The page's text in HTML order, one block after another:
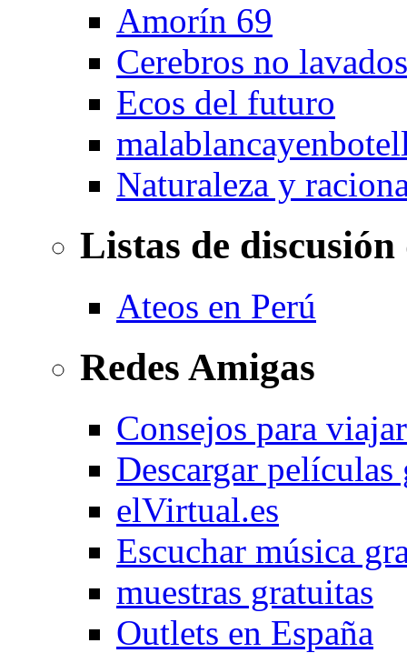
Amorín 69
Cerebros no lavados
Ecos del futuro
Naturaleza y
Listas de discusión
Ateos en Perú
Redes Amigas
Consejos para viajar
Descargar películas
elVirtual.es
Escuchar música
muestras gratuitas
Outlets en España